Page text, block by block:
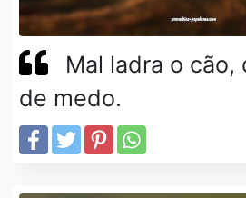
Mal ladra o cão,
de medo.